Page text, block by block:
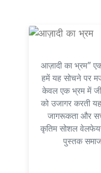
आज़ादी का भ्रम”
हमें यह सोचने पर
केवल एक भ्रम में जी
को उजागर करती
जागरूकता और
कृतिम सोशल
पुस्तक समाज